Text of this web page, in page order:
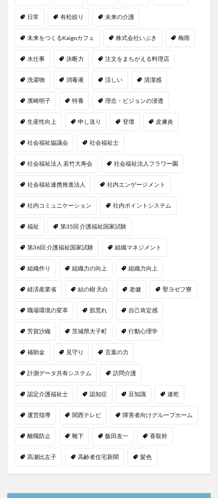
日常 有松絞り 未来の介護
未来をつくるKaigoカフェ 株式会社いぶき 梅雨
水仕事 決断力 注文をまちがえる料理店
洗濯物 消毒液 涼しい 清潔感
濱崎明子 特養 理念・ビジョンの浸透
生産性向上 申し送り 登壇 皮膚炎
社会福祉協議会 社会福祉士
社会福祉法人 若竹大寿会 社会福祉法人フラワー園
社会福祉連携推進法人 社内エンゲージメント
社内コミュニケーション 社内ポイントシステム
福祉 第35回 介護福祉国家試験
第36回 介護福祉国家試験 組織マネジメント
組織作り 組織力の向上 組織力向上
経済産業省 結の樹 天白 老健 聖ヨゼフ寮
職場環境の変革 肌荒れ 自己肯定感
芳賀沙織 茨城県大子町 行動心理学
補助金 見守り 言葉の力
計測データ共有システム 訪問介護
認定介護福祉士 認知症 豆知識 速乾
運営指導 関西テレビ 障害者向けグループホーム
離職防止 靴下 飯田友一 香取幹
高瀬比左子 高齢者住宅新聞 髪色